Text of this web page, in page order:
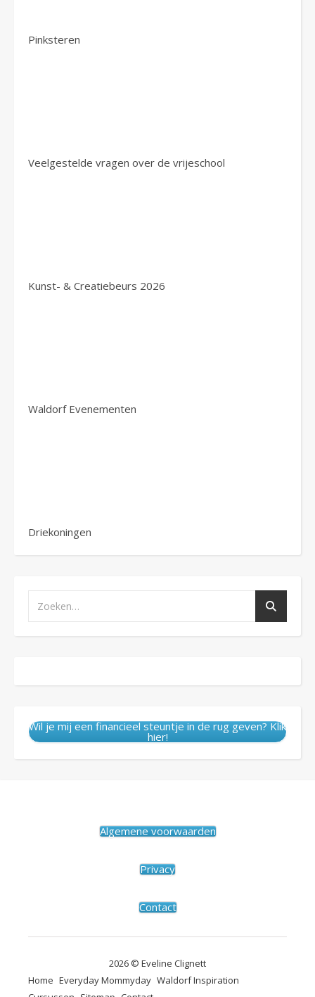
Pinksteren
Veelgestelde vragen over de vrijeschool
Kunst- & Creatiebeurs 2026
Waldorf Evenementen
Driekoningen
Wil je mij een financieel steuntje in de rug geven? Klik
hier!
Algemene voorwaarden
Privacy
Contact
2026 © Eveline Clignett
Home Everyday Mommyday Waldorf Inspiration